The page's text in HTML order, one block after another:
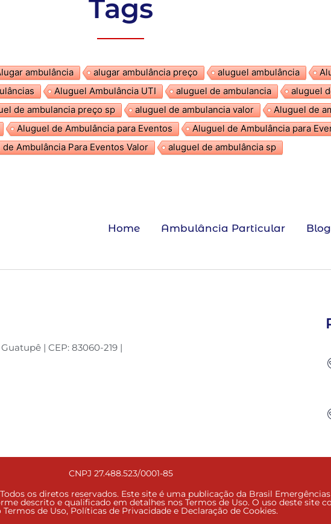
Tags
ambulância alugar ambulância preço aluguel ambulância
Aluguel Ambulância UTI aluguel de ambulancia
aluguel
de ambulancia preço sp aluguel de ambulancia valor
Aluguel de
Aluguel de Ambulância para Eventos
Aluguel de Ambulância para
Ambulância Para Eventos Valor
aluguel de ambulância sp
Home Ambulância Particular Blog
| CEP: 83060-219 |
CNPJ 27.488.523/0001-85
os diretos reservados. Este site é uma publicação da Brasil
descrito e qualificado em detalhes nos Termos de Uso. O uso deste site
Termos de Uso, Políticas de Privacidade e Declaração de Cookies.